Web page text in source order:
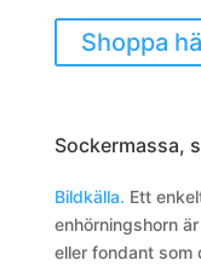
Shoppa
Sockermassa,
Bildkälla. Ett
enhörningshorn
eller fondant som